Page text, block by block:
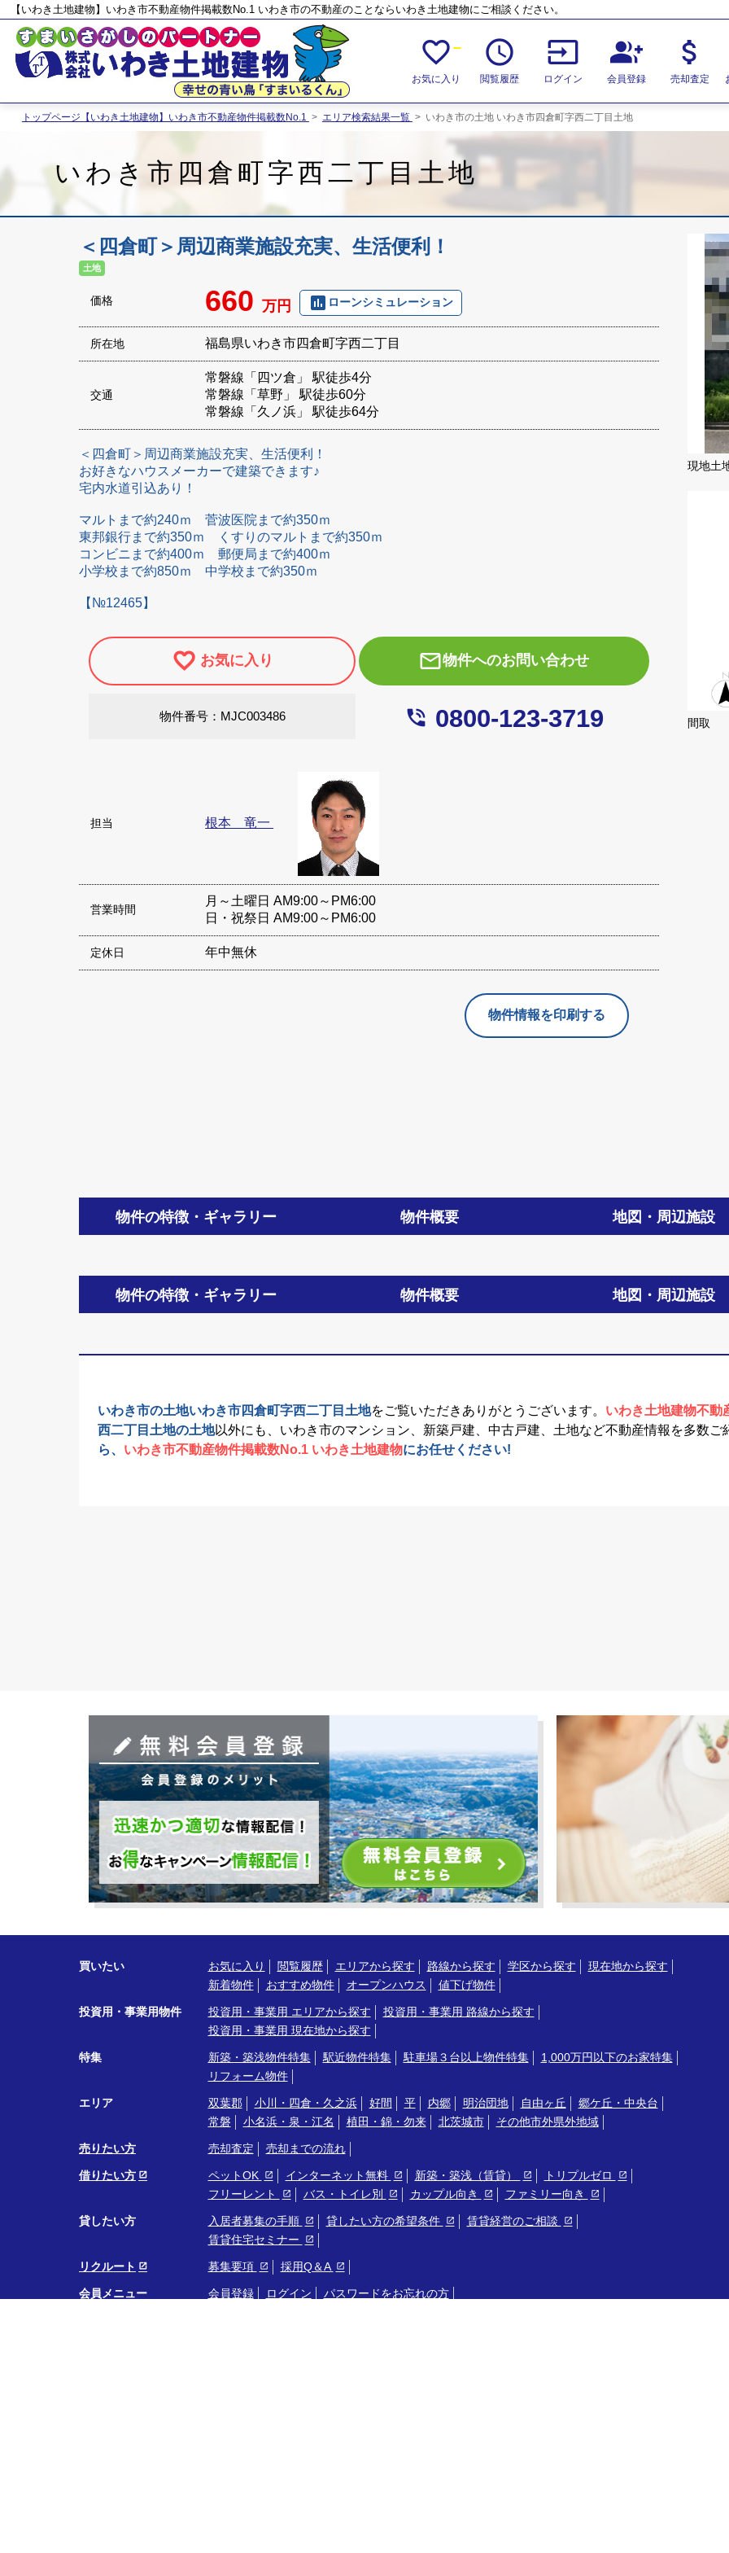
【いわき土地建物】いわき市不動産物件掲載数No.1 いわき市の不動産のことならいわき土地建物にご相談ください。
favorite_border
お気に入り
access_time
閲覧履歴
input
ログイン
group_add
会員登録
attach_money
売却査定
トップページ【いわき土地建物】いわき市不動産物件掲載数No.1 > エリア検索結果一覧 > いわき市の土地 いわき市四倉町字西二丁目土地
いわき市四倉町字西二丁目土地
＜四倉町＞周辺商業施設充実、生活便利！
土地
価格 660万円 poll ローンシミュレーション
所在地 福島県いわき市四倉町字西二丁目
交通
常磐線「四ツ倉」 駅徒歩4分
常磐線「草野」 駅徒歩60分
常磐線「久ノ浜」 駅徒歩64分
＜四倉町＞周辺商業施設充実、生活便利！
お好きなハウスメーカーで建築できます♪
宅内水道引込あり！
マルトまで約240ｍ 菅波医院まで約350ｍ
東邦銀行まで約350ｍ くすりのマルトまで約350ｍ
コンビニまで約400ｍ 郵便局まで約400ｍ
小学校まで約850ｍ 中学校まで約350ｍ
【№12465】
お気に入り mail_outline物件へのお問い合わせ
物件番号：MJC003486 phone_in_talk 0800-123-3719
担当 根本 竜一
営業時間
月～土曜日 AM9:00～PM6:00
日・祝祭日 AM9:00～PM6:00
定休日 年中無休
現地土
間取
物件情報を印刷する
物件の特徴・ギャラリー 物件概要 地図・周辺施設
物件の特徴・ギャラリー 物件概要 地図・周辺施設
いわき市の土地いわき市四倉町字西二丁目土地をご覧いただきありがとうございます。 いわき土地建物不動
西二丁目土地の土地以外にも、いわき市のマンション、新築戸建、中古戸建、土地など不動産情報を多数ご
ら、 いわき市不動産物件掲載数No.1 いわき土地建物にお任せください!
買いたい お気に入り 閲覧履歴 エリアから探す 路線から探す 学区から探す
現在地から探す
新着物件
おすすめ物件 オープンハウス 値下げ物件
投資用・事業用物件 投資用・事業用 エリアから探す
投資用・事業用 路線から探す
投資用・事業用 現在地から探す
特集 新築・築浅物件特集 駅近物件特集 駐車場３台以上物件特集
1,000万円以下のお家特集
リフォーム物件
エリア 双葉郡 小川・四倉・久之浜 好間 平 内郷 明治団地 自由ヶ丘
郷ケ丘・中央台
常磐
小名浜・泉・江名 植田・錦・勿来 北茨城市 その他市外県外地域
売りたい方 売却査定 売却までの流れ
借りたい方 ペットOK インターネット無料 新築・築浅（賃貸）
トリプルゼロ
フリーレント
バス・トイレ別 カップル向き ファミリー向き
貸したい方 入居者募集の手順 貸したい方の希望条件
賃貸経営のご相談
賃貸住宅セミナー
リクルート 募集要項 採用Q＆A
会員メニュー 会員登録 ログイン パスワードをお忘れの方